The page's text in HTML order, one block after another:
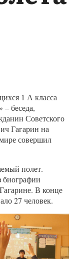
1 А класса
беседа,
Советского
Гагарин на
совершил
полет.
биографии
В конце
27 человек.